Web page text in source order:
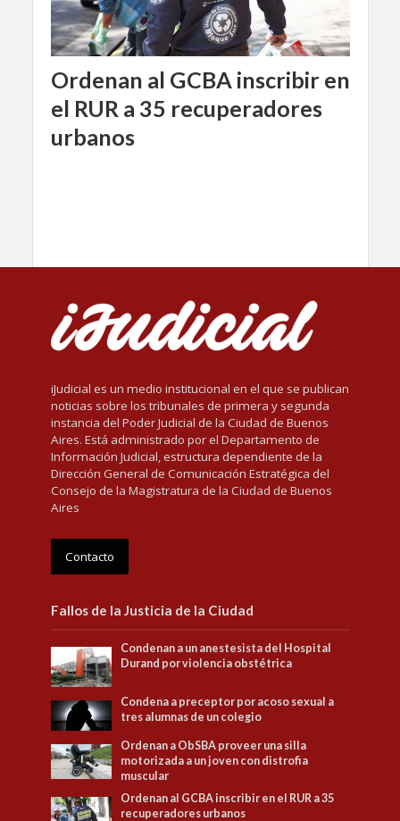
Ordenan al GCBA inscribir en
el RUR a 35 recuperadores
urbanos
iJudicial es un medio institucional en el que se publican
noticias sobre los tribunales de primera y segunda
instancia del Poder Judicial de la Ciudad de Buenos
Aires. Está administrado por el Departamento de
Información Judicial, estructura dependiente de la
Dirección General de Comunicación Estratégica del
Consejo de la Magistratura de la Ciudad de Buenos
Aires
Contacto
Fallos de la Justicia de la Ciudad
Condenan a un anestesista del Hospital
Durand por violencia obstétrica
Condena a preceptor por acoso sexual a
tres alumnas de un colegio
Ordenan a ObSBA proveer una silla
motorizada a un joven con distrofia
muscular
Ordenan al GCBA inscribir en el RUR a 35
recuperadores urbanos